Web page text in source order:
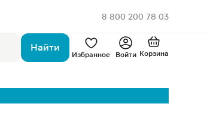
8 800 200 78 03
Найти
Избранное Войти Корзина